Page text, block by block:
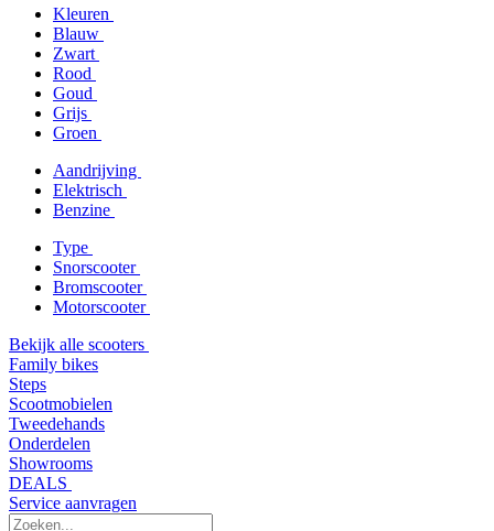
Kleuren
Blauw
Zwart
Rood
Goud
Grijs
Groen
Aandrijving
Elektrisch
Benzine
Type
Snorscooter
Bromscooter
Motorscooter
Bekijk alle scooters
Family bikes
Steps
Scootmobielen
Tweedehands
Onderdelen
Showrooms
DEALS
Service aanvragen